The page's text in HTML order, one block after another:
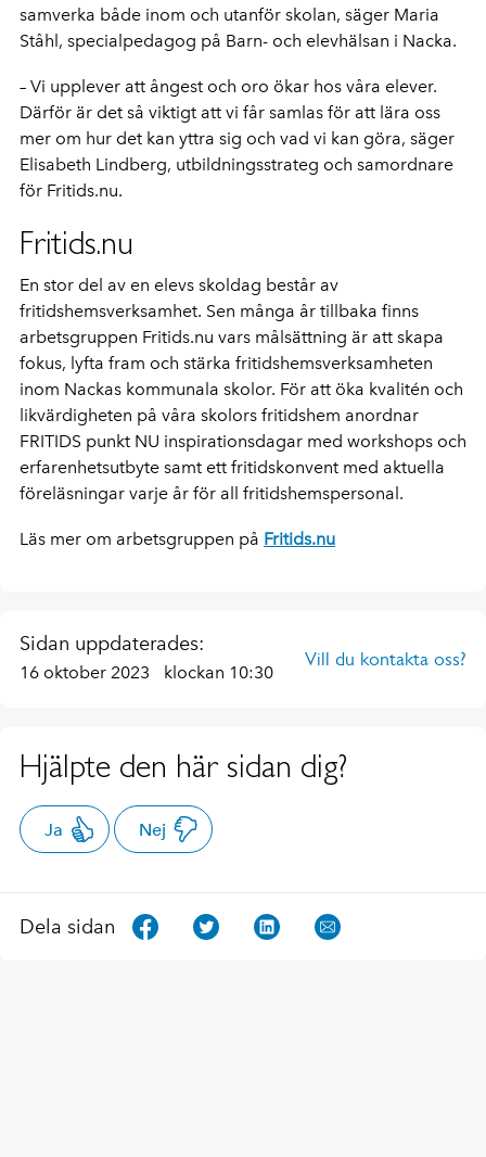
samverka både inom och utanför skolan, säger Maria
Ståhl, specialpedagog på Barn- och elevhälsan i Nacka.
– Vi upplever att ångest och oro ökar hos våra elever.
Därför är det så viktigt att vi får samlas för att lära oss
mer om hur det kan yttra sig och vad vi kan göra, säger
Elisabeth Lindberg, utbildningsstrateg och samordnare
för Fritids.nu.
Fritids.nu
En stor del av en elevs skoldag består av
fritidshemsverksamhet. Sen många år tillbaka finns
arbetsgruppen Fritids.nu vars målsättning är att skapa
fokus, lyfta fram och stärka fritidshemsverksamheten
inom Nackas kommunala skolor. För att öka kvalitén och
likvärdigheten på våra skolors fritidshem anordnar
FRITIDS punkt NU inspirationsdagar med workshops och
erfarenhetsutbyte samt ett fritidskonvent med aktuella
föreläsningar varje år för all fritidshemspersonal.
Läs mer om arbetsgruppen på Fritids.nu
Sidan uppdaterades:
16 oktober 2023 klockan 10:30
Vill du kontakta oss?
Hjälpte den här sidan dig?
Ja Nej
Dela sidan